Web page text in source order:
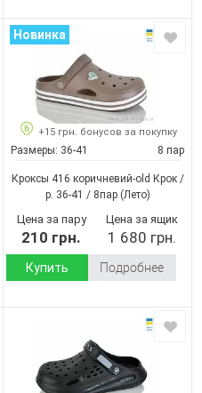
Новинка
+15 грн. бонусов за покупку
Размеры: 36-41 8 пар
Кроксы 416 коричневий-old Крок /
p. 36-41 / 8пар(Лето)
Цена за пару
210 грн.
Цена за ящик
1 680 грн.
Купить Подробнее